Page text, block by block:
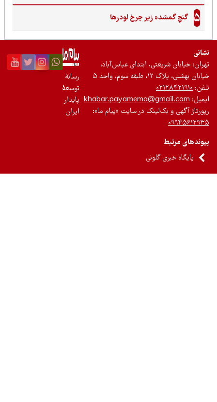
گنجِ گمشده زیر چرخ لودرها
خیابان شریعتی، ابتدای عباس‌آباد،
بهشتی، پلاک ۱۲، طبقه سوم، واحد ۵
۰۲۱۲۸۴۲۱۹۱۰
khabar.payamema@gmail.com
آگهی و بک‌لینک در سایت «پیام ما»:
مرتبط
پایگاه خبری گلونی
رسانۀ
توسعۀ
پایدار
ایران